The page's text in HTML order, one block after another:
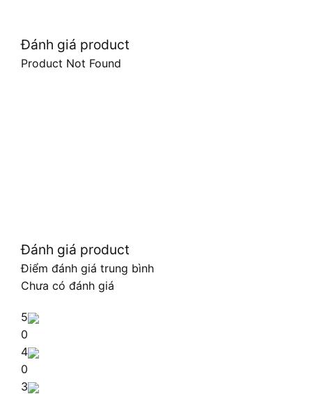
Đánh giá product
Product Not Found
Đánh giá product
Điểm đánh giá trung bình
Chưa có đánh giá
5
0
4
0
3